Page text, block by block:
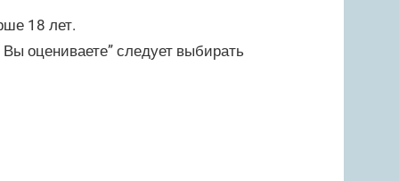
18 лет.
оцениваете” следует выбирать